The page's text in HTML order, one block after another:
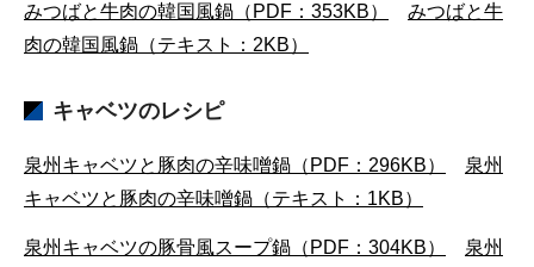
みつばと牛肉の韓国風鍋（PDF：353KB）
みつばと牛
肉の韓国風鍋（テキスト：2KB）
キャベツのレシピ
泉州キャベツと豚肉の辛味噌鍋（PDF：296KB）
泉州
キャベツと豚肉の辛味噌鍋（テキスト：1KB）
泉州キャベツの豚骨風スープ鍋（PDF：304KB） 泉州